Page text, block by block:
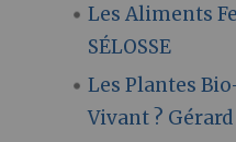
Les Aliments
SÉLOSSE
Les Plantes
Vivant ? Gérard